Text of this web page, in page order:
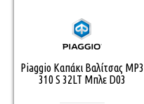
Piaggio Καπάκι Βαλίτσας MP3
310 S 32LT Μπλε D03